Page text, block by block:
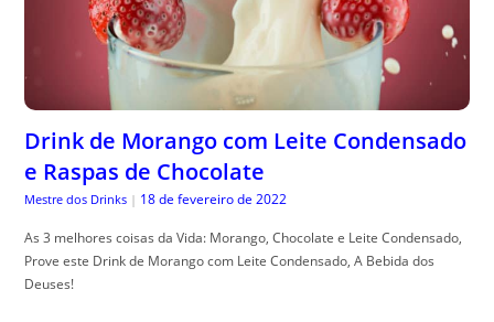
Drink de Morango com Leite Condensado
e Raspas de Chocolate
Mestre dos Drinks | 18 de fevereiro de 2022
As 3 melhores coisas da Vida: Morango, Chocolate e Leite Condensado,
Prove este Drink de Morango com Leite Condensado, A Bebida dos
Deuses!